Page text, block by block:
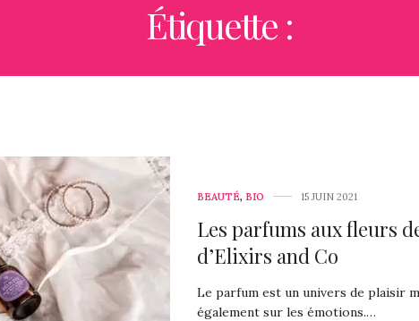
Étiquette :
BEAUTÉ, BIO 15 JUIN 2021
Les parfums aux fleurs
d’Elixirs and Co
Le parfum est un univers de plaisir
également sur les émotions.…